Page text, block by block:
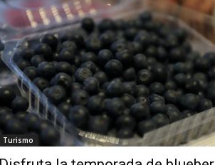
Turismo